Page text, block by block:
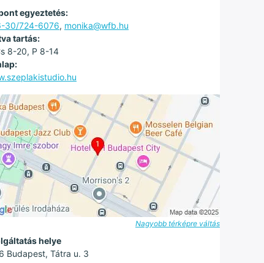
egyeztetés:
30/724-6076, monika@wfb.hu
tartás:
8-20, P 8-14
Nagyobb térképre váltás
helye
Budapest, Tátra u. 3